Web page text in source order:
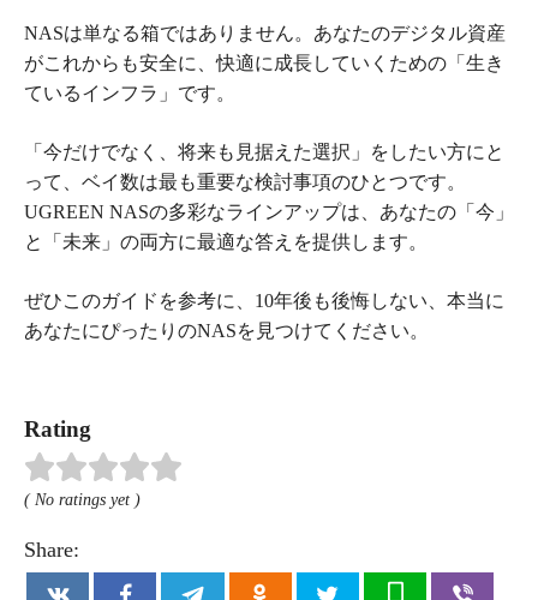
NASは単なる箱ではありません。あなたのデジタル資産
がこれからも安全に、快適に成長していくための「生き
ているインフラ」です。
「今だけでなく、将来も見据えた選択」をしたい方にと
って、ベイ数は最も重要な検討事項のひとつです。
UGREEN NASの多彩なラインアップは、あなたの「今」
と「未来」の両方に最適な答えを提供します。
ぜひこのガイドを参考に、10年後も後悔しない、本当に
あなたにぴったりのNASを見つけてください。
Rating
( No ratings yet )
Share: